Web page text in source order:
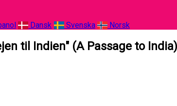
Dansk Svenska Norsk
til Indien" (A Passage to